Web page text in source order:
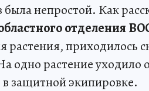
была непростой. Как
отделения
растения, приходилось
одно растение уходило
защитной экипировке.